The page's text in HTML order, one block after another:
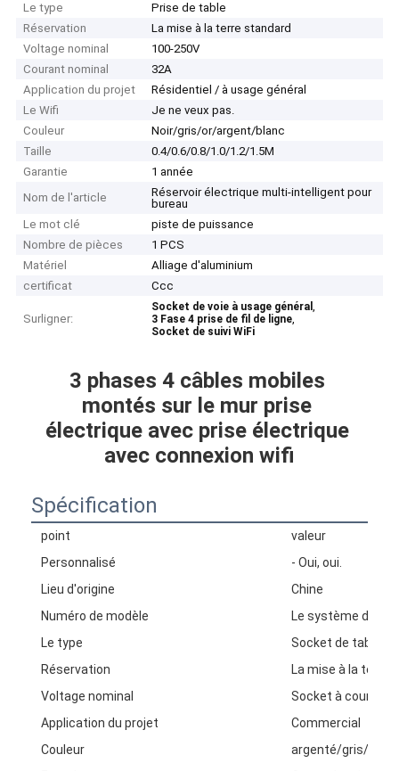
Le type
Prise de table
Réservation
La mise à la terre standard
Voltage nominal
100-250V
Courant nominal
32A
Application du projet
Résidentiel / à usage général
Le Wifi
Je ne veux pas.
Couleur
Noir/gris/or/argent/blanc
Taille
0.4/0.6/0.8/1.0/1.2/1.5M
Garantie
1 année
Nom de l'article
Réservoir électrique multi-intelligent pour
bureau
Le mot clé
piste de puissance
Nombre de pièces
1 PCS
Matériel
Alliage d'aluminium
certificat
Ccc
Surligner:
Socket de voie à usage général,
3 Fase 4 prise de fil de ligne,
Socket de suivi WiFi
3 phases 4 câbles mobiles
montés sur le mur prise
électrique avec prise électrique
avec connexion wifi
Spécification
point
valeur
Personnalisé
- Oui, oui.
Lieu d'origine
Chine
Numéro de modèle
Le système
Le type
Socket de table
Réservation
La mise à la terre
Voltage nominal
Socket à courant
Application du projet
Commercial
Couleur
argenté/gris/or/